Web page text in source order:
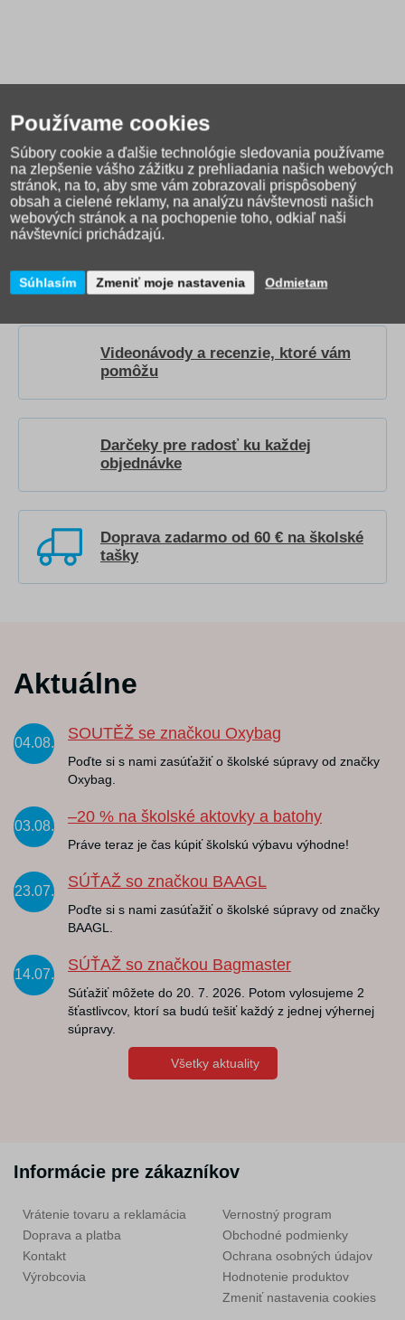
Ako správne vybrať
nášhosprievodcu.
Videonávody a recenzie, ktoré vám
pomôžu
Darčeky pre radosť ku každej
objednávke
Doprava zadarmo od 60 € na školské
tašky
Aktuálne
04.08.
SOUTĚŽ se značkou Oxybag
Poďte si s nami zasúťažiť o školské súpravy od značky
Oxybag.
03.08.
–20 % na školské aktovky a batohy
Práve teraz je čas kúpiť školskú výbavu výhodne!
23.07.
SÚŤAŽ so značkou BAAGL
Poďte si s nami zasúťažiť o školské súpravy od značky
BAAGL.
14.07.
SÚŤAŽ so značkou Bagmaster
Súťažiť môžete do 20. 7. 2026. Potom vylosujeme 2
šťastlivcov, ktorí sa budú tešiť každý z jednej výhernej
súpravy.
Všetky aktuality
Informácie pre zákazníkov
Vrátenie tovaru a reklamácia
Doprava a platba
Kontakt
Výrobcovia
Vernostný program
Obchodné podmienky
Ochrana osobných údajov
Hodnotenie produktov
Zmeniť nastavenia cookies
Používame cookies
Súbory cookie a ďalšie technológie sledovania používame
na zlepšenie vášho zážitku z prehliadania našich webových
stránok, na to, aby sme vám zobrazovali prispôsobený
obsah a cielené reklamy, na analýzu návštevnosti našich
webových stránok a na pochopenie toho, odkiaľ naši
návštevníci prichádzajú.
Súhlasím Zmeniť moje nastavenia Odmietam